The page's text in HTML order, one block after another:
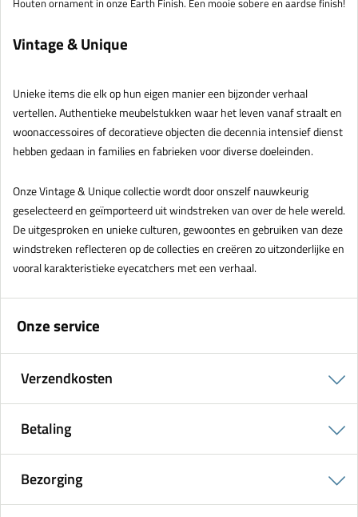
Vintage & Unique
Unieke items die elk op hun eigen manier een bijzonder verhaal
vertellen. Authentieke meubelstukken waar het leven vanaf straalt en
woonaccessoires of decoratieve objecten die decennia intensief dienst
hebben gedaan in families en fabrieken voor diverse doeleinden.
Onze Vintage & Unique collectie wordt door onszelf nauwkeurig
geselecteerd en geïmporteerd uit windstreken van over de hele wereld.
De uitgesproken en unieke culturen, gewoontes en gebruiken van deze
windstreken reflecteren op de collecties en creëren zo uitzonderlijke en
vooral karakteristieke eyecatchers met een verhaal.
Onze service
Verzendkosten
Betaling
Bezorging